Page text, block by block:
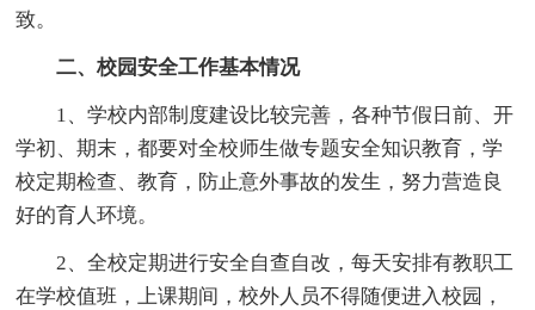
致。
二、校园安全工作基本情况
1、学校内部制度建设比较完善，各种节假日前、开
学初、期末，都要对全校师生做专题安全知识教育，学
校定期检查、教育，防止意外事故的发生，努力营造良
好的育人环境。
2、全校定期进行安全自查自改，每天安排有教职工
在学校值班，上课期间，校外人员不得随便进入校园，